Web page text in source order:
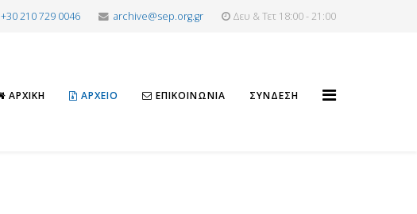
+30 210 729 0046 archive@sep.org.gr Δευ & Τετ 18:00 - 21:00
ΑΡΧΙΚΉ ΑΡΧΕΊΟ ΕΠΙΚΟΙΝΩΝΊΑ ΣΎΝΔΕΣΗ